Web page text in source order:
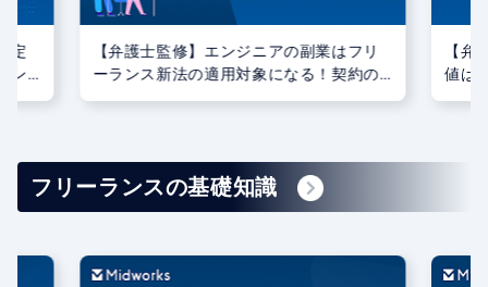
定
ン
【弁護士監修】エンジニアの副業はフリ
ーランス新法の適用対象になる！契約の
【弁
値は
フリーランスの基礎知識